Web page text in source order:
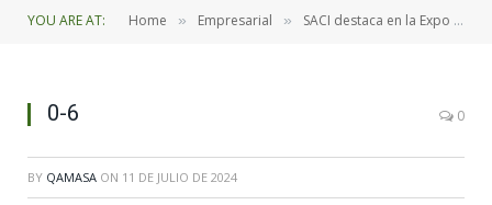
YOU ARE AT: Home » Empresarial » SACI destaca en la Expo Agro 2024 tres marcas de maquinaria agrícola
0-6 0
BY QAMASA ON 11 DE JULIO DE 2024